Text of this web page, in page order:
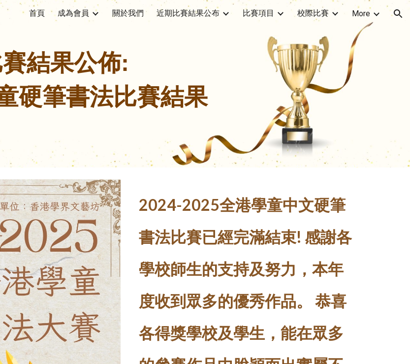
content Skip to navigation
首頁 成為會員 關於我們 近期比賽結果公布 比賽項目 校際比賽 More
結果公佈:
硬筆書法比賽結果
2024-2025全港學童中文硬筆
書法比賽已經完滿結束!感謝各
學校師生的支持及努力，本年
度收到眾多的優秀作品。恭喜
各得獎學校及學生，能在眾多